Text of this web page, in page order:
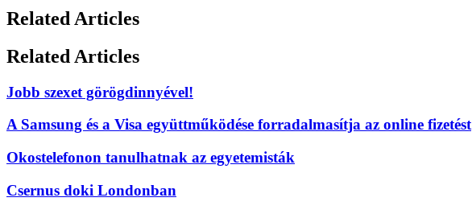
Related Articles
Related Articles
Jobb szexet görögdinnyével!
A Samsung és a Visa együttműködése forradalmasítja az online fizetést
Okostelefonon tanulhatnak az egyetemisták
Csernus doki Londonban